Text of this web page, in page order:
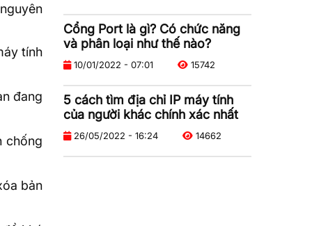
tính
đang
chống
bản
Cổng Port là gì? Có chức năng
và phân loại như thế nào?
10/01/2022 - 07:01 15742
5 cách tìm địa chỉ IP máy tính
của người khác chính xác nhất
26/05/2022 - 16:24 14662